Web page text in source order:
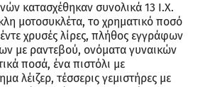
κατασχέθηκαν συνολικά 13 Ι.Χ.
μοτοσυκλέτα, το χρηματικό ποσό
χρυσές λίρες, πλήθος εγγράφων
με ραντεβού, ονόματα γυναικών
ποσά, ένα πιστόλι με
λέιζερ, τέσσερις γεμιστήρες με